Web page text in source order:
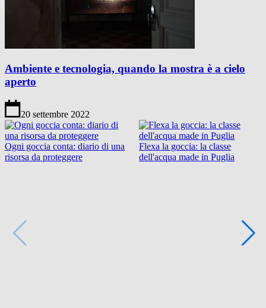
Ambiente e tecnologia, quando la mostra è a cielo
aperto
20 settembre 2022
Ogni goccia conta: diario di una
risorsa da proteggere
Flexa la goccia: la classe
dell'acqua made in Puglia